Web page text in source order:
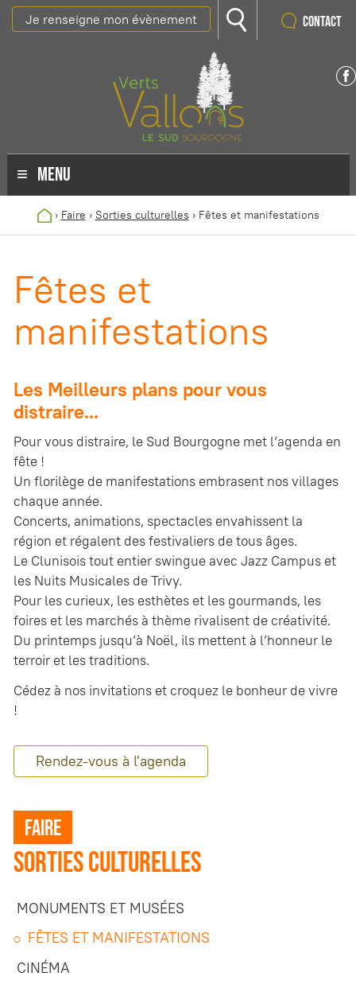
Je renseigne mon évènement Contact
MENU
› Faire › Sorties culturelles › Fêtes et manifestations
faire
Sorties culturelles
MONUMENTS ET MUSÉES
FÊTES ET MANIFESTATIONS
CINÉMA
Fêtes et
manifestations
Les Meilleurs plans pour vous
distraire...
Pour vous distraire, le Sud Bourgogne met l’agenda en
fête !
Un florilège de manifestations embrasent nos villages
chaque année.
Concerts, animations, spectacles envahissent la
région et régalent des festivaliers de tous âges.
Le Clunisois tout entier swingue avec Jazz Campus et
les Nuits Musicales de Trivy.
Pour les curieux, les esthètes et les gourmands, les
foires et les marchés à thème rivalisent de créativité.
Du printemps jusqu’à Noël, ils mettent à l’honneur le
terroir et les traditions.
Cédez à nos invitations et croquez le bonheur de vivre
!
Rendez-vous à l'agenda